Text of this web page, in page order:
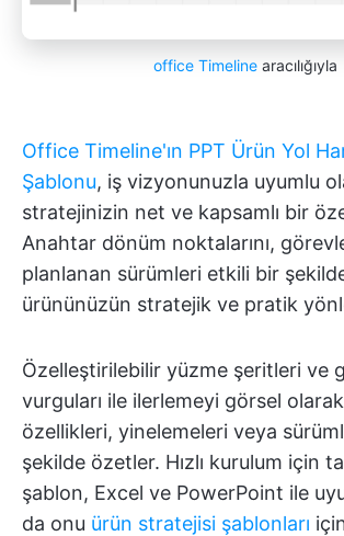
office Timeline aracılığıyla
Office Timeline'ın PPT Ürün Yol
Şablonu, iş vizyonunuzla uyumlu
stratejinizin net ve kapsamlı bir
Anahtar dönüm noktalarını,
planlanan sürümleri etkili bir
ürününüzün stratejik ve pratik
Özelleştirilebilir yüzme şeritleri ve
vurguları ile ilerlemeyi görsel
özellikleri, yinelemeleri veya
şekilde özetler. Hızlı kurulum için
şablon, Excel ve PowerPoint ile
da onu ürün stratejisi şablonları